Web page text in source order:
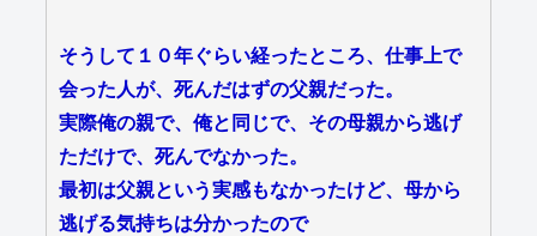
そうして１０年ぐらい経ったところ、仕事上で
会った人が、死んだはずの父親だった。
実際俺の親で、俺と同じで、その母親から逃げ
ただけで、死んでなかった。
最初は父親という実感もなかったけど、母から
逃げる気持ちは分かったので